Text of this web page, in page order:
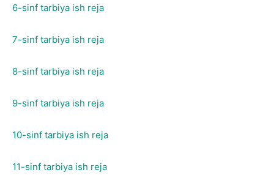
6-sinf tarbiya ish reja
7-sinf tarbiya ish reja
8-sinf tarbiya ish reja
9-sinf tarbiya ish reja
10-sinf tarbiya ish reja
11-sinf tarbiya ish reja